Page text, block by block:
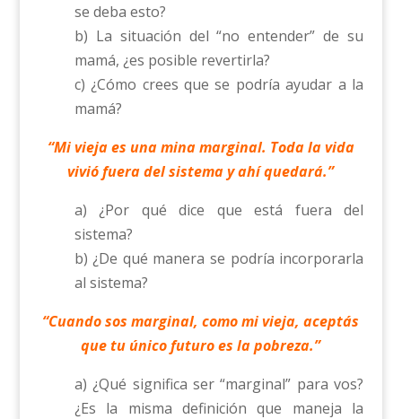
se deba esto?
b) La situación del “no entender” de su
mamá, ¿es posible revertirla?
c) ¿Cómo crees que se podría ayudar a la
mamá?
“Mi vieja es una mina marginal. Toda la vida
vivió fuera del sistema y ahí quedará.”
a) ¿Por qué dice que está fuera del
sistema?
b) ¿De qué manera se podría incorporarla
al sistema?
“Cuando sos marginal, como mi vieja, aceptás
que tu único futuro es la pobreza.”
a) ¿Qué significa ser “marginal” para vos?
¿Es la misma definición que maneja la